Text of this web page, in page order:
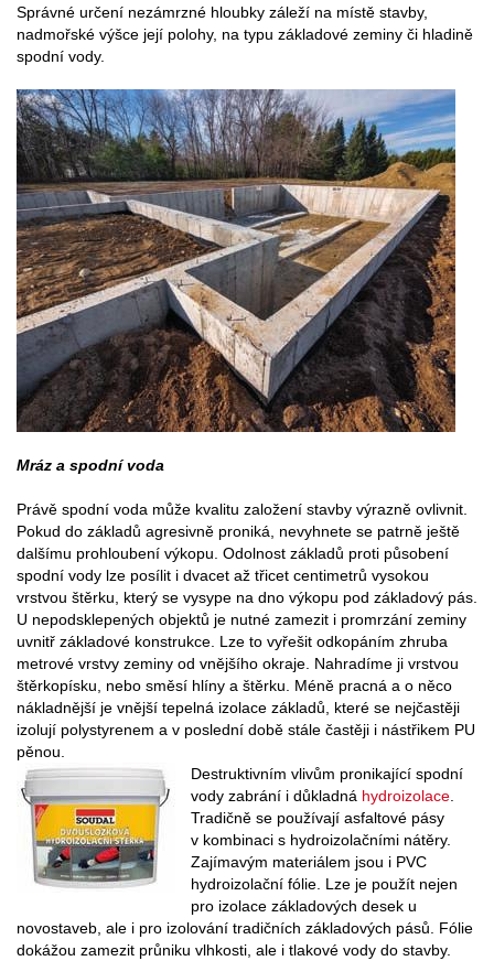
Správné určení nezámrzné hloubky záleží na místě stavby,
nadmořské výšce její polohy, na typu základové zeminy či hladině
spodní vody.
Mráz a spodní voda
Právě spodní voda může kvalitu založení stavby výrazně ovlivnit.
Pokud do základů agresivně proniká, nevyhnete se patrně ještě
dalšímu prohloubení výkopu. Odolnost základů proti působení
spodní vody lze posílit i dvacet až třicet centimetrů vysokou
vrstvou štěrku, který se vysype na dno výkopu pod základový pás.
U nepodsklepených objektů je nutné zamezit i promrzání zeminy
uvnitř základové konstrukce. Lze to vyřešit odkopáním zhruba
metrové vrstvy zeminy od vnějšího okraje. Nahradíme ji vrstvou
štěrkopísku, nebo směsí hlíny a štěrku. Méně pracná a o něco
nákladnější je vnější tepelná izolace základů, které se nejčastěji
izolují polystyrenem a v poslední době stále častěji i nástřikem PU
pěnou.
Destruktivním vlivům pronikající spodní
vody zabrání i důkladná hydroizolace
Tradičně se používají asfaltové pásy
v kombinaci s hydroizolačními nátěry.
Zajímavým materiálem jsou i PVC
hydroizolační fólie. Lze je použít nejen
pro izolace základových desek u
novostaveb, ale i pro izolování tradičních základových pásů. Fólie
dokážou zamezit průniku vlhkosti, ale i tlakové vody do stavby.